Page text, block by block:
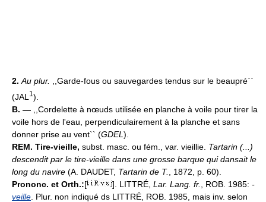
2. Au plur.
,,Garde-fous ou sauvegardes tendus sur le beaupré``
(JAL 1 ).
B. —
,,Cordelette à nœuds utilisée en planche à voile pour tirer la
voile hors de l'eau, perpendiculairement à la planche et sans
donner prise au vent`` (GDEL ).
REM. Tire-vieille, subst. masc. ou fém., var. vieillie. Tartarin (...)
descendit par le tire-vieille dans une grosse barque qui dansait le
long du navire (A. DAUDET, Tartarin de T.
, 1872, p. 60).
Prononc. et Orth.:[ ]. LITTRÉ, Lar. Lang. fr. , ROB. 1985: -
veille . Plur. non indiqué ds LITTRÉ, ROB. 1985, mais inv. selon